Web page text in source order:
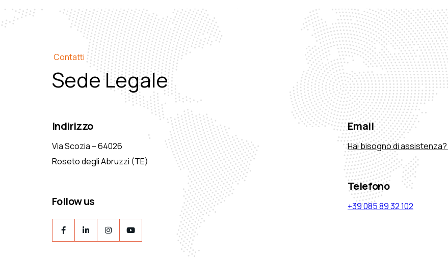
Contatti
Sede Legale
Indirizzo
Via Scozia – 64026
Roseto degli Abruzzi (TE)
Follow us
Email
Hai bisogno di assistenza?
Telefono
+39 085 89 32 102